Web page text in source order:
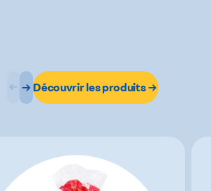
Découvrir les produits